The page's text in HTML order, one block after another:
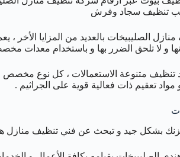
تنظيف سجاد وفرش
الصليبيخات بالعديد من المزايا الأخر
و لا تلحق الضرر بها و باستخدام معدات
تنظيف متنوعة الاستعمالات ، كل نوع مخصص
مواد تعقيم ذات فعالية قوية على الجراثيم .
بشكل جيد و تبحث عن فني تنظيف منازل